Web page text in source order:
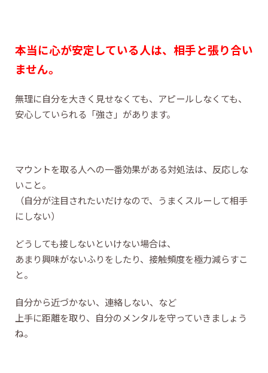
本当に心が安定している人は、相手と張り合い
ません。
無理に自分を大きく見せなくても、アピールしなくても、
安心していられる「強さ」があります。
マウントを取る人への一番効果がある対処法は、反応しな
いこと。
（自分が注目されたいだけなので、うまくスルーして相手
にしない）
どうしても接しないといけない場合は、
あまり興味がないふりをしたり、接触頻度を極力減らすこ
と。
自分から近づかない、連絡しない、など
上手に距離を取り、自分のメンタルを守っていきましょう
ね。